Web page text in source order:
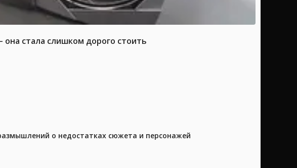
стала слишком дорого стоить
о недостатках сюжета и персонажей